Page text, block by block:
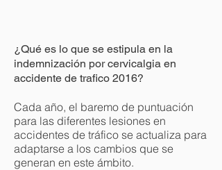
¿Qué es lo que se estipula en la
indemnización por cervicalgia en
accidente de trafico 2016?
Cada año, el baremo de puntuación
para las diferentes lesiones en
accidentes de tráfico se actualiza para
adaptarse a los cambios que se
generan en este ámbito.